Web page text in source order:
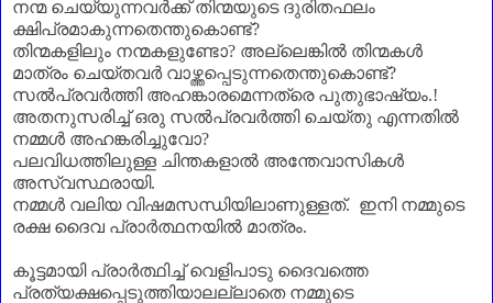
നന്മ ചെയ്യുന്നവർക്ക് തിന്മയുടെ ദുരിതഫലം
ക്ഷിപ്രമാകുന്നതെന്തുകൊണ്ട്?
തിന്മകളിലും നന്മകളുണ്ടോ? അല്ലെങ്കിൽ തിന്മകൾ
മാത്രം ചെയ്തവർ വാഴ്ത്തപ്പെടുന്നതെന്തുകൊണ്ട്?
സൽപ്രവർത്തി അഹങ്കാരമെന്നത്രെ പുതുഭാഷ്യം.!
അതനുസരിച്ച് ഒരു സൽപ്രവർത്തി ചെയ്തു എന്നതിൽ
നമ്മൾ അഹങ്കരിച്ചുവോ?
പലവിധത്തിലുള്ള ചിന്തകളാൽ അന്തേവാസികൾ
അസ്വസ്ഥരായി.
നമ്മൾ വലിയ വിഷമസന്ധിയിലാണുള്ളത്. ഇനി നമ്മുടെ
രക്ഷ ദൈവ പ്രാർത്ഥനയിൽ മാത്രം.
കൂട്ടമായി പ്രാർത്ഥിച്ച് വെളിപാടു ദൈവത്തെ
പ്രത്യക്ഷപ്പെടുത്തിയാലല്ലാതെ നമ്മുടെ